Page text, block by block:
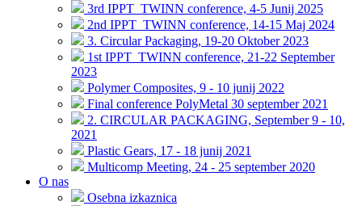
3rd IPPT_TWINN conference, 4-5 Junij 2025
2nd IPPT_TWINN conference, 14-15 Maj 2024
3. Circular Packaging, 19-20 Oktober 2023
1st IPPT_TWINN conference, 21-22 September
2023
Polymer Composites, 9 - 10 junij 2022
Final conference PolyMetal 30 september 2021
2. CIRCULAR PACKAGING, September 9 - 10,
2021
Plastic Gears, 17 - 18 junij 2021
Multicomp Meeting, 24 - 25 september 2020
O nas
Osebna izkaznica